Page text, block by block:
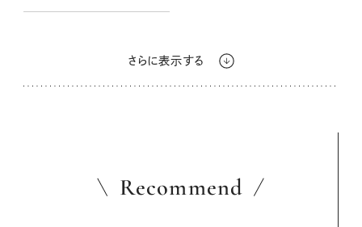
さらに表示する
Recommend